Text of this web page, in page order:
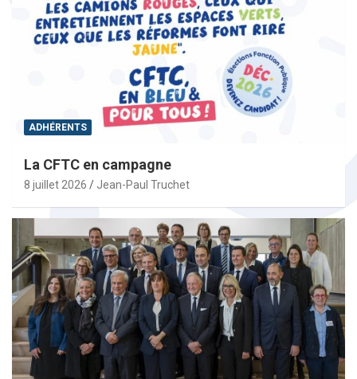
ADHÉRENTS
La CFTC en campagne
8 juillet 2026 Jean-Paul Truchet